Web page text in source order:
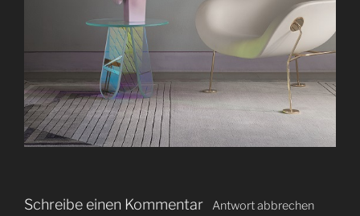
Schreibe einen Kommentar Antwort abbrechen